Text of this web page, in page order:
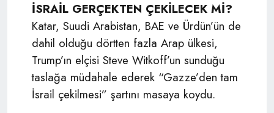
İSRAİL GERÇEKTEN ÇEKİLECEK Mİ?
Katar, Suudi Arabistan, BAE ve Ürdün’ün de
dahil olduğu dörtten fazla Arap ülkesi,
Trump’ın elçisi Steve Witkoff’un sunduğu
taslağa müdahale ederek “Gazze’den tam
İsrail çekilmesi” şartını masaya koydu.